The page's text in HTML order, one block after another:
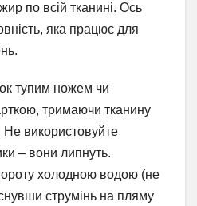
по всій тканині. Ось
яка працює для
тупим ножем чи
тримаючи тканину
використовуйте
– вони липнуть.
холодною водою (не
струмінь на пляму